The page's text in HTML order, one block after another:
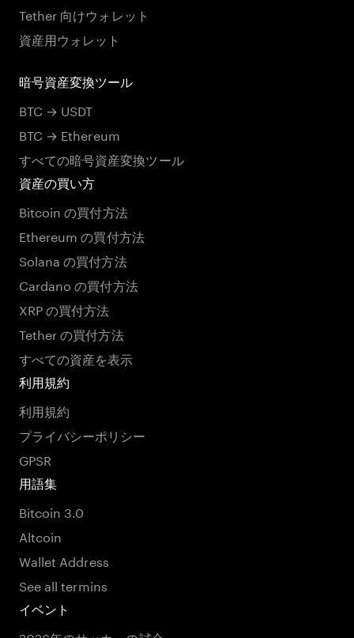
Tether 向けウォレット
資産用ウォレット
暗号資産変換ツール
BTC → USDT
BTC → Ethereum
すべての暗号資産変換ツール
資産の買い方
Bitcoin の買付方法
Ethereum の買付方法
Solana の買付方法
Cardano の買付方法
XRP の買付方法
Tether の買付方法
すべての資産を表示
利用規約
利用規約
プライバシーポリシー
GPSR
用語集
Bitcoin 3.0
Altcoin
Wallet Address
See all termins
イベント